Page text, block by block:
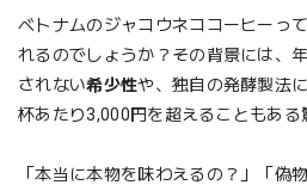
ベトナムのジャコウネココーヒーっ
れるのでしょうか？その背景には、
されない希少性や、独自の発酵製法
杯あたり3,000円を超えることもある
「本当に本物を味わえるの？」「偽